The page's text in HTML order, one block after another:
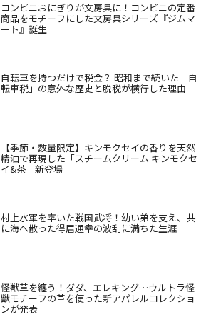
コンビニおにぎりが文房具に！コンビニの定番
商品をモチーフにした文房具シリーズ『ジムマ
ート』誕生
自転車を持つだけで税金？ 昭和まで続いた「自
転車税」の意外な歴史と脱税が横行した理由
【季節・数量限定】キンモクセイの香りを天然
精油で再現した「スチームクリーム キンモクセ
イ&茶」新登場
村上水軍を率いた戦国武将！幼い弟を支え、共
に海へ散った得居通幸の波乱に満ちた生涯
怪獣革を纏う！ダダ、エレキング…ウルトラ怪
獣モチーフの革を使った新アパレルコレクショ
ンが発表